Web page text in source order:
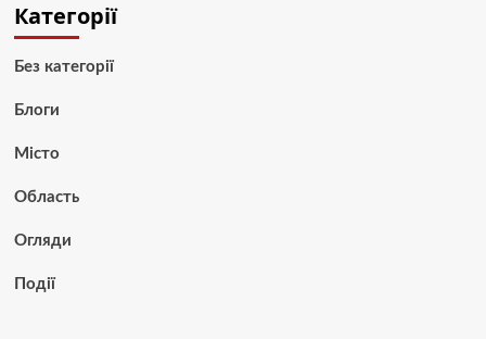
Категорії
Без категорії
Блоги
Місто
Область
Огляди
Події